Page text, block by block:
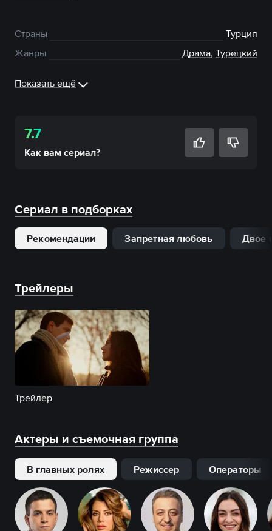
Страны
Турция
Жанры
Драма, Турецкий
Показать ещё
7.7
Как вам сериал?
Сериал в подборках
Рекомендации Запретная любовь Двое
Трейлеры
Трейлер
Актеры и съемочная группа
В главных ролях Режиссер Операторы